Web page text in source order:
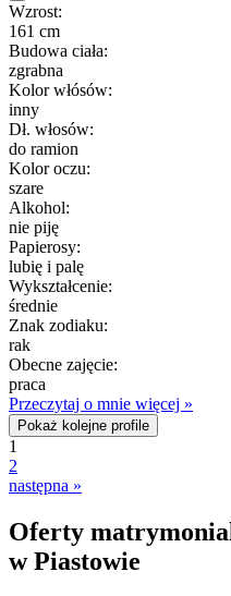
Wzrost:
161 cm
Budowa ciała:
zgrabna
Kolor włósów:
inny
Dł. włosów:
do ramion
Kolor oczu:
szare
Alkohol:
nie piję
Papierosy:
lubię i palę
Wykształcenie:
średnie
Znak zodiaku:
rak
Obecne zajęcie:
praca
Przeczytaj o mnie więcej »
Pokaż kolejne profile
1
2
następna »
Oferty
w Piastowie